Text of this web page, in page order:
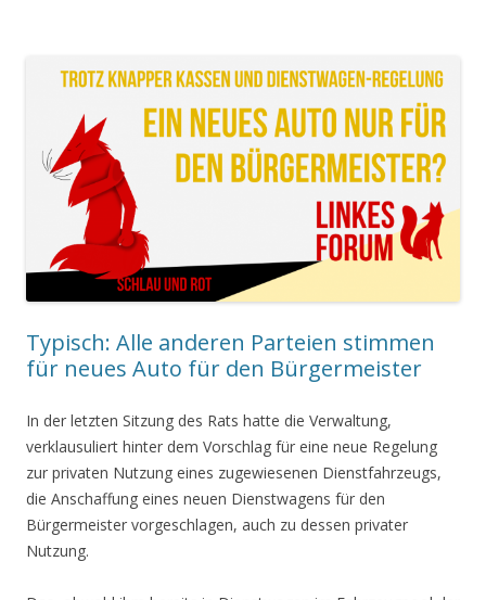
Typisch: Alle anderen Parteien stimmen
für neues Auto für den Bürgermeister
In der letzten Sitzung des Rats hatte die Verwaltung,
verklausuliert hinter dem Vorschlag für eine neue Regelung
zur privaten Nutzung eines zugewiesenen Dienstfahrzeugs,
die Anschaffung eines neuen Dienstwagens für den
Bürgermeister vorgeschlagen, auch zu dessen privater
Nutzung.